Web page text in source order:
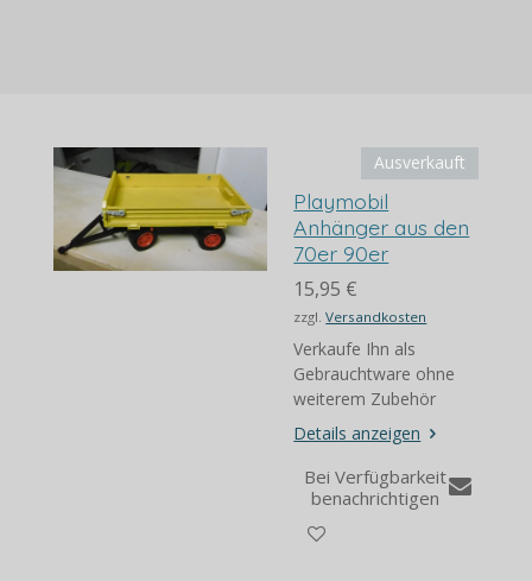
Ausverkauft
Playmobil
Anhänger aus den
70er 90er
15,95 €
zzgl.Versandkosten
Verkaufe Ihn als
Gebrauchtware ohne
weiterem Zubehör
Details anzeigen
Bei Verfügbarkeit
benachrichtigen